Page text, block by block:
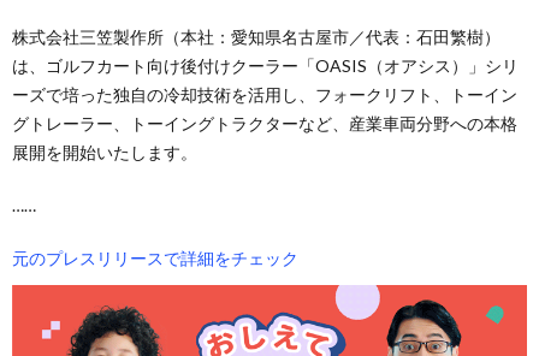
株式会社三笠製作所（本社：愛知県名古屋市／代表：石田繁樹）
は、ゴルフカート向け後付けクーラー「OASIS（オアシス）」シリ
ーズで培った独自の冷却技術を活用し、フォークリフト、トーイン
グトレーラー、トーイングトラクターなど、産業車両分野への本格
展開を開始いたします。
……
元のプレスリリースで詳細をチェック